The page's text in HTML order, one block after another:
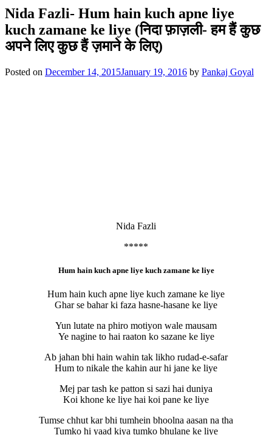
Nida Fazli- Hum hain kuch apne liye
kuch zamane ke liye (निदा फ़ाज़ली- हम हैं कुछ
अपने लिए कुछ हैं ज़माने के लिए)
Posted on December 14, 2015January 19, 2016 by Pankaj Goyal
Nida Fazli
*****
Hum hain kuch apne liye kuch zamane ke liye
Hum hain kuch apne liye kuch zamane ke liye
Ghar se bahar ki faza hasne-hasane ke liye
Yun lutate na phiro motiyon wale mausam
Ye nagine to hai raaton ko sazane ke liye
Ab jahan bhi hain wahin tak likho rudad-e-safar
Hum to nikale the kahin aur hi jane ke liye
Mej par tash ke patton si sazi hai duniya
Koi khone ke liye hai koi pane ke liye
Tumse chhut kar bhi tumhein bhoolna aasan na tha
Tumko hi yaad kiya tumko bhulane ke liye